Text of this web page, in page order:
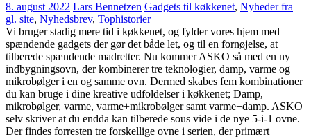
8. august 2022 Lars Bennetzen Gadgets til køkkenet, Nyheder fra
gl. site, Nyhedsbrev, Tophistorier
Vi bruger stadig mere tid i køkkenet, og fylder vores hjem med
spændende gadgets der gør det både let, og til en fornøjelse, at
tilberede spændende madretter. Nu kommer ASKO så med en ny
indbygningsovn, der kombinerer tre teknologier, damp, varme og
mikrobølger i en og samme ovn. Dermed skabes fem kombinationer
du kan bruge i dine kreative udfoldelser i køkkenet; Damp,
mikrobølger, varme, varme+mikrobølger samt varme+damp. ASKO
selv skriver at du endda kan tilberede sous vide i de nye 5-i-1 ovne.
Der findes forresten tre forskellige ovne i serien, der primært